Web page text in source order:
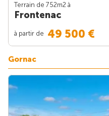
Terrain de 752m2 à
Frontenac
à partir de 49 500 €
Gornac